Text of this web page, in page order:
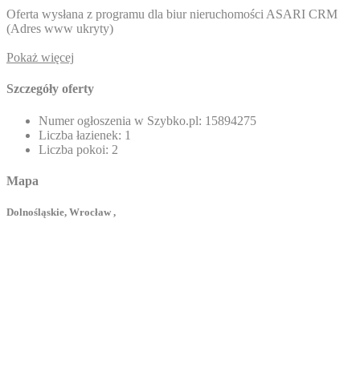
Oferta wysłana z programu dla biur nieruchomości ASARI CRM
(Adres www ukryty)
Pokaż więcej
Szczegóły oferty
Numer ogłoszenia w Szybko.pl: 15894275
Liczba łazienek: 1
Liczba pokoi: 2
Mapa
Dolnośląskie, Wrocław ,